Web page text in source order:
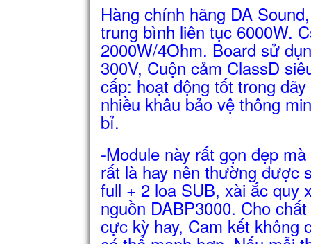
Hàng chính hãng DA
trung bình liên tục 6000W.
2000W/4Ohm. Board sử
300V, Cuộn cảm ClassD
cấp: hoạt động tốt trong
nhiều khâu bảo vệ thông
bỉ.
-Module này rất gọn đẹp
rất là hay nên thường được
full + 2 loa SUB, xài ắc quy
nguồn DABP3000. Cho
cực kỳ hay, Cam kết không